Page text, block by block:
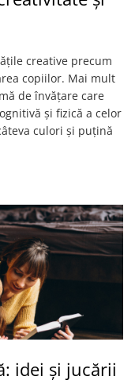
creative precum
copiilor. Mai mult
de învățare care
și fizică a celor
culori și puțină
idei și jucării